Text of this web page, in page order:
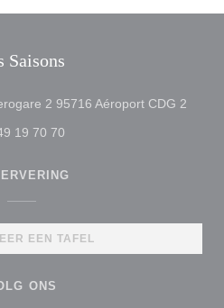
Saisons
2 95716 Aéroport CDG 2
19 70 70
EEN TAFEL
ONS